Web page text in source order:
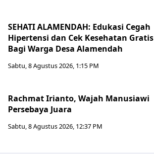
SEHATI ALAMENDAH: Edukasi Cegah
Hipertensi dan Cek Kesehatan Gratis
Bagi Warga Desa Alamendah
Sabtu, 8 Agustus 2026, 1:15 PM
Rachmat Irianto, Wajah Manusiawi
Persebaya Juara
Sabtu, 8 Agustus 2026, 12:37 PM